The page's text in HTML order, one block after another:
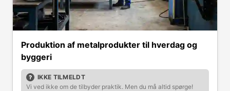
Produktion af metalprodukter til hverdag og
byggeri
IKKE TILMELDT
Vi ved ikke om de tilbyder praktik. Men du må altid spørge!